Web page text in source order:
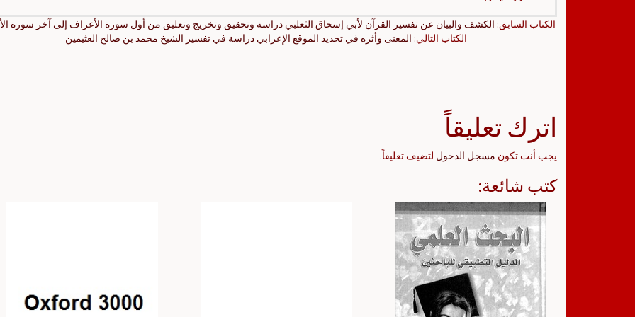
الكتاب السابق: الكشف والبيان عن تفسير القرآن لأبي إسحاق الثعلبي دراسة وتحقيق وتخريج وتعليق من أول سورة الأعراف إلى آخر سورة
الكتاب التالي: المعنى وأثره في تحديد الموقع الإعرابي دراسة في تفسير الشيخ محمد بن صالح العثيمين
اترك تعليقاً
يجب أنت تكون مسجل الدخول لتضيف تعليقاً.
كتب شائعة: